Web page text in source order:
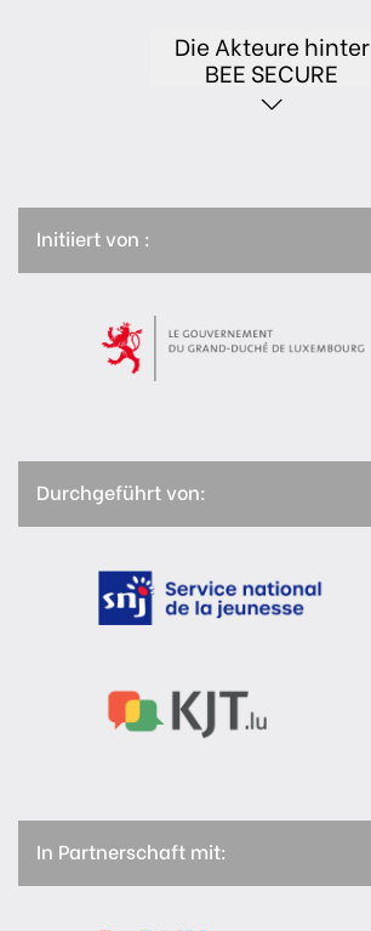
Die Akteure hinter
BEE SECURE
Initiiert von :
Durchgeführt von:
In Partnerschaft mit: